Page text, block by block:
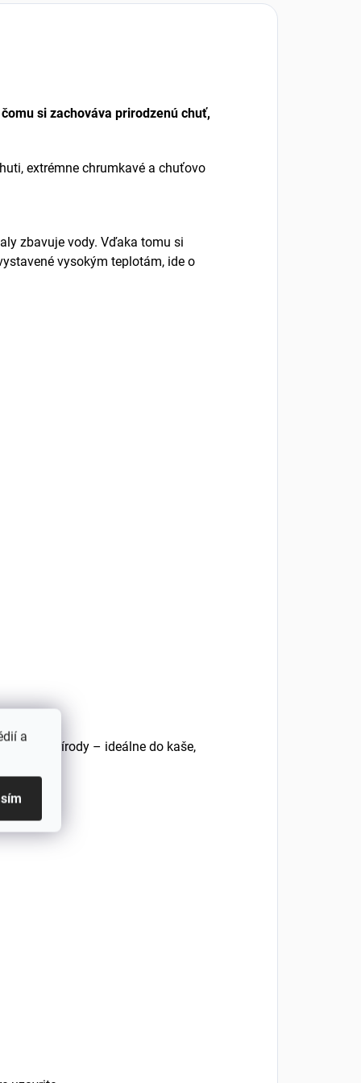
a
si zachováva prirodzenú chuť,
extrémne chrumkavé a chuťovo
zbavuje vody. Vďaka tomu si
vysokým teplotám, ide o
z prírody – ideálne do kaše,